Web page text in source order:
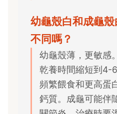
幼龜殼白和成龜
不同嗎？
幼龜殼薄，更敏感
乾養時間縮短到4-
頻繁餵食和更高蛋
鈣質。成龜可能伴